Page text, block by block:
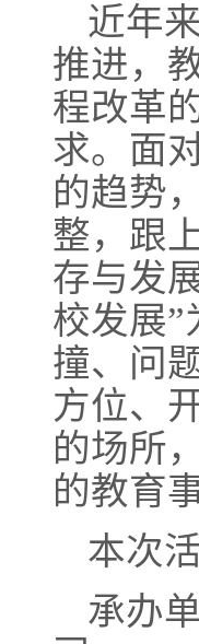
近年
推进，
程改革
求。面
的趋势
整，跟
存与发
校发展
撞、问
方位、
的场所
的教育
本次
承办